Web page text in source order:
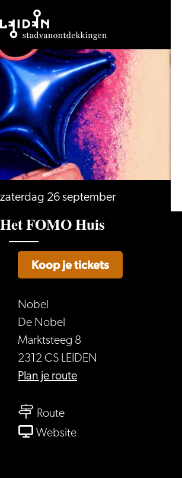
Ga
naar
de
homepage
zaterdag 26 september
Het FOMO Huis
Nobel
De Nobel
Marktsteeg 8
2312 CS LEIDEN
Plan je routenaar
Routenaar
Het
Websitevan
Koop je tickets